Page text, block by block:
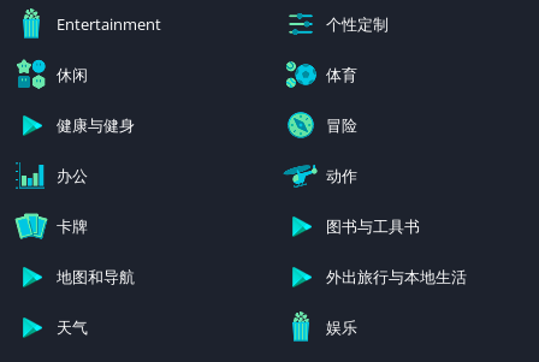
Entertainment 个性定制
休闲 体育
健康与健身 冒险
办公 动作
卡牌 图书与工具书
地图和导航 外出旅行与本地生活
天气 娱乐